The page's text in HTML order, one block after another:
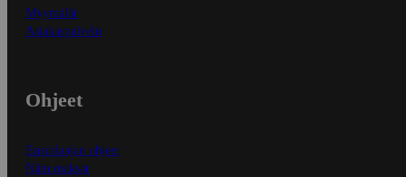
Myymälät
Asiakaspalvelu
Ohjeet
Ensitilaajan ohjeet
Näin maksat